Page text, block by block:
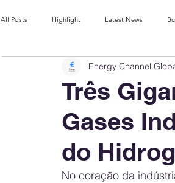
All Posts Highlight Latest News
Company Rankings Market Leaders
Energy Storage Ranking United States
Três
Gases
do
Energy Channel
No coração da